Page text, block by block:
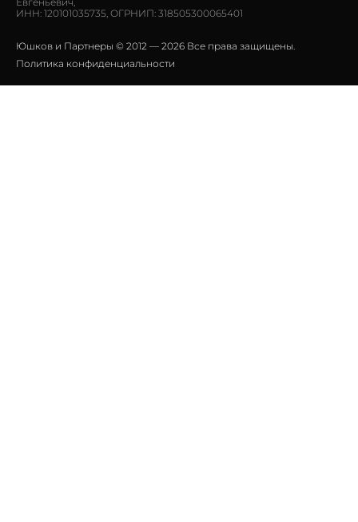
ИНН: 120101035735, ОГРНИП: 318505300065401
Юшков и Партнеры © 2012 — 2026 Все права защищены.
Политика конфиденциальности